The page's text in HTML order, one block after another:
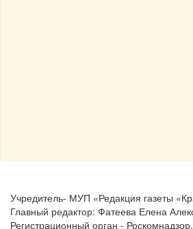
Учредитель- МУП «Редакция газеты
Главный редактор: Фатеева Елена
Регистрационный орган -